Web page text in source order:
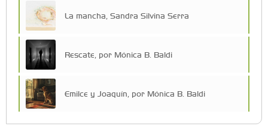
La mancha, Sandra Silvina Serra
Rescate, por Mónica B. Baldi
Emilce y Joaquín, por Mónica B. Baldi